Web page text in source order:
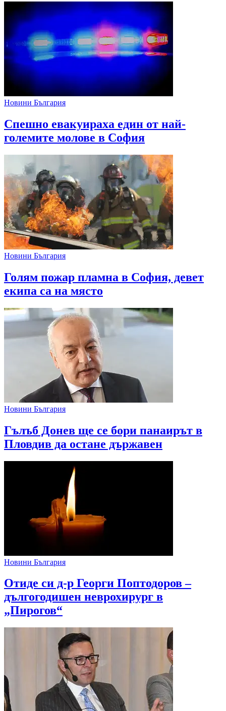
Новини България
Спешно евакуираха един от най-
големите молове в София
Новини България
Голям пожар пламна в София, девет
екипа са на място
Новини България
Гълъб Донев ще се бори панаирът в
Пловдив да остане държавен
Новини България
Отиде си д-р Георги Поптодоров –
дългогодишен неврохирург в
„Пирогов“